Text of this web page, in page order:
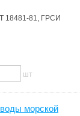
18481-81, ГРСИ
шт
морской